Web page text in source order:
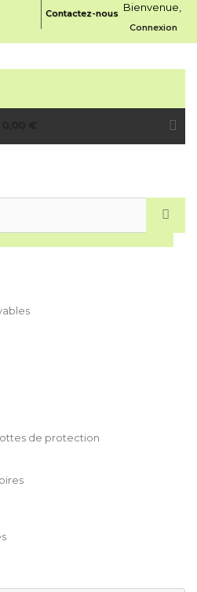
Bienvenue,
Connexion
Contactez-nous
de protection